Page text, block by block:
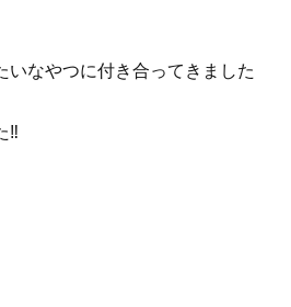
なやつに付き合ってきました
‼︎